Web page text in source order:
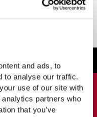
and ads, to
to analyse our traffic.
use of our site with
partners who
that you’ve